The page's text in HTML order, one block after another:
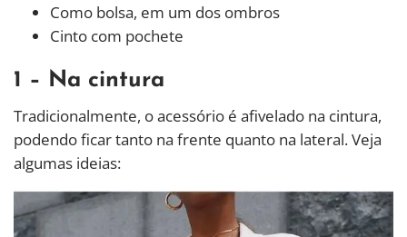
Como bolsa, em um dos ombros
Cinto com pochete
1 – Na cintura
Tradicionalmente, o acessório é afivelado na cintura,
podendo ficar tanto na frente quanto na lateral. Veja
algumas ideias: